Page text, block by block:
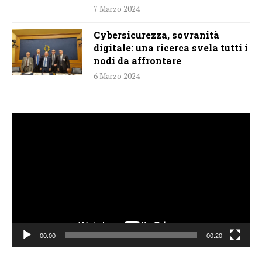
7 Marzo 2024
Cybersicurezza, sovranità
digitale: una ricerca svela tutti i
nodi da affrontare
6 Marzo 2024
00:00 00:20